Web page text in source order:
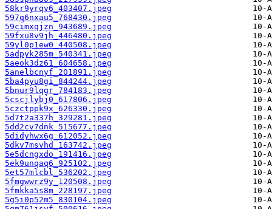
58kr9yrqv6_403407.jpeg
597q6nxau5_768430.jpeg
59cimxqjzn_943689.jpeg
59fxu8v9jh_446480.jpeg
59yl0p1ew0_440508.jpeg
5adpyk285m_540341.jpeg
5aeok3dz61_604658.jpeg
5anelbcnyf_201891.jpeg
5ba4pyu8gi_844244.jpeg
5bnur9lqgr_784183.jpeg
5cscjlybj0_617806.jpeg
5czctppk9x_626330.jpeg
5d7t2a337h_329281.jpeg
5dd2cv7dnk_515677.jpeg
5didyhwx6g_612052.jpeg
5dkv7msvhd_163742.jpeg
5e5dcngxdo_191416.jpeg
5ek9unqaq6_925102.jpeg
5et57mlcbl_536202.jpeg
5fmgwwrz9y_120508.jpeg
5fmkka5s8m_228197.jpeg
5g5i0p52m5_830104.jpeg